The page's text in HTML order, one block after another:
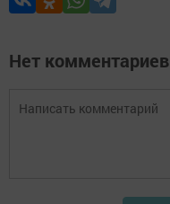
Нет комментариев